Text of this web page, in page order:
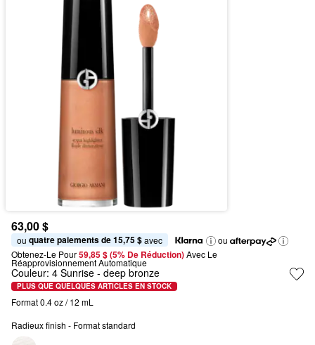
63,00 $
ou quatre paiements de 15,75 $ avec
ou
Obtenez-Le Pour59,85 $ (5% De Réduction) Avec Le
Réapprovisionnement Automatique
Couleur: 4 Sunrise - deep bronze
PLUS QUE QUELQUES ARTICLES EN STOCK
Format 0.4 oz / 12 mL
Radieux finish - Format standard